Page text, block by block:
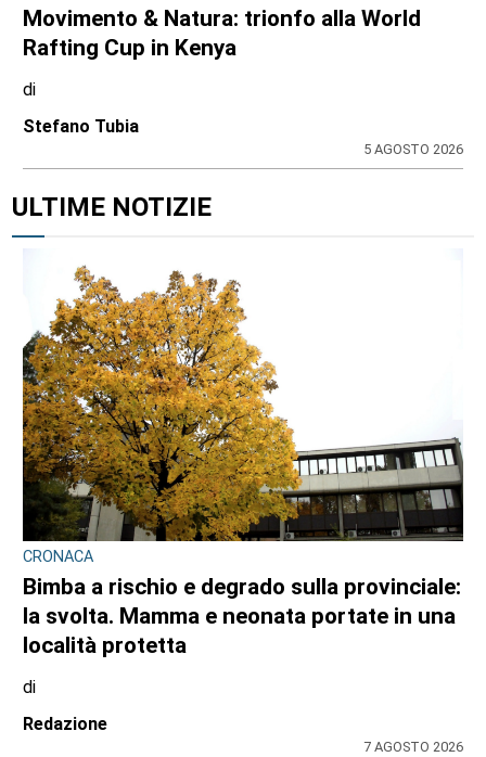
Movimento & Natura: trionfo alla World
Rafting Cup in Kenya
di
Stefano Tubia
5 AGOSTO 2026
ULTIME NOTIZIE
CRONACA
Bimba a rischio e degrado sulla provinciale:
la svolta. Mamma e neonata portate in una
località protetta
di
Redazione
7 AGOSTO 2026